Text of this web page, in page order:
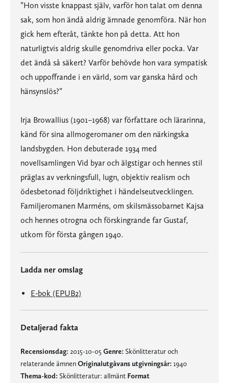
”Hon visste knappast själv, varför hon talat om denna
sak, som hon ändå aldrig ämnade genomföra. När hon
gick hem efteråt, tänkte hon på detta. Att hon
naturligtvis aldrig skulle genomdriva eller pocka. Var
det ändå så säkert? Varför behövde hon vara sympatisk
och uppoffrande i en värld, som var ganska hård och
hänsynslös?”
Irja Browallius (1901–1968) var författare och lärarinna,
känd för sina allmogeromaner om den närkingska
landsbygden. Hon debuterade 1934 med
novellsamlingen Vid byar och älgstigar och hennes stil
präglas av verkningsfull, lugn, objektiv realism och
ödesbetonad följdriktighet i händelseutvecklingen.
Familjeromanen Marméns, om skilsmässobarnet Kajsa
och hennes otrogna och förskingrande far Gustaf,
utkom för första gången 1940.
Ladda ner omslag
E-bok (EPUB2)
Detaljerad fakta
Recensionsdag: 2015-10-05 Genre: Skönlitteratur och
relaterande ämnenOriginalutgåvans utgivningsår: 1940
Thema-kod: Skönlitteratur: allmänt Format